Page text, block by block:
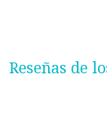
Reseñas de